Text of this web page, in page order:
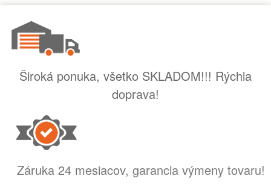
Široká ponuka, všetko SKLADOM!!! Rýchla
doprava!
Záruka 24 mesiacov, garancia výmeny tovaru!